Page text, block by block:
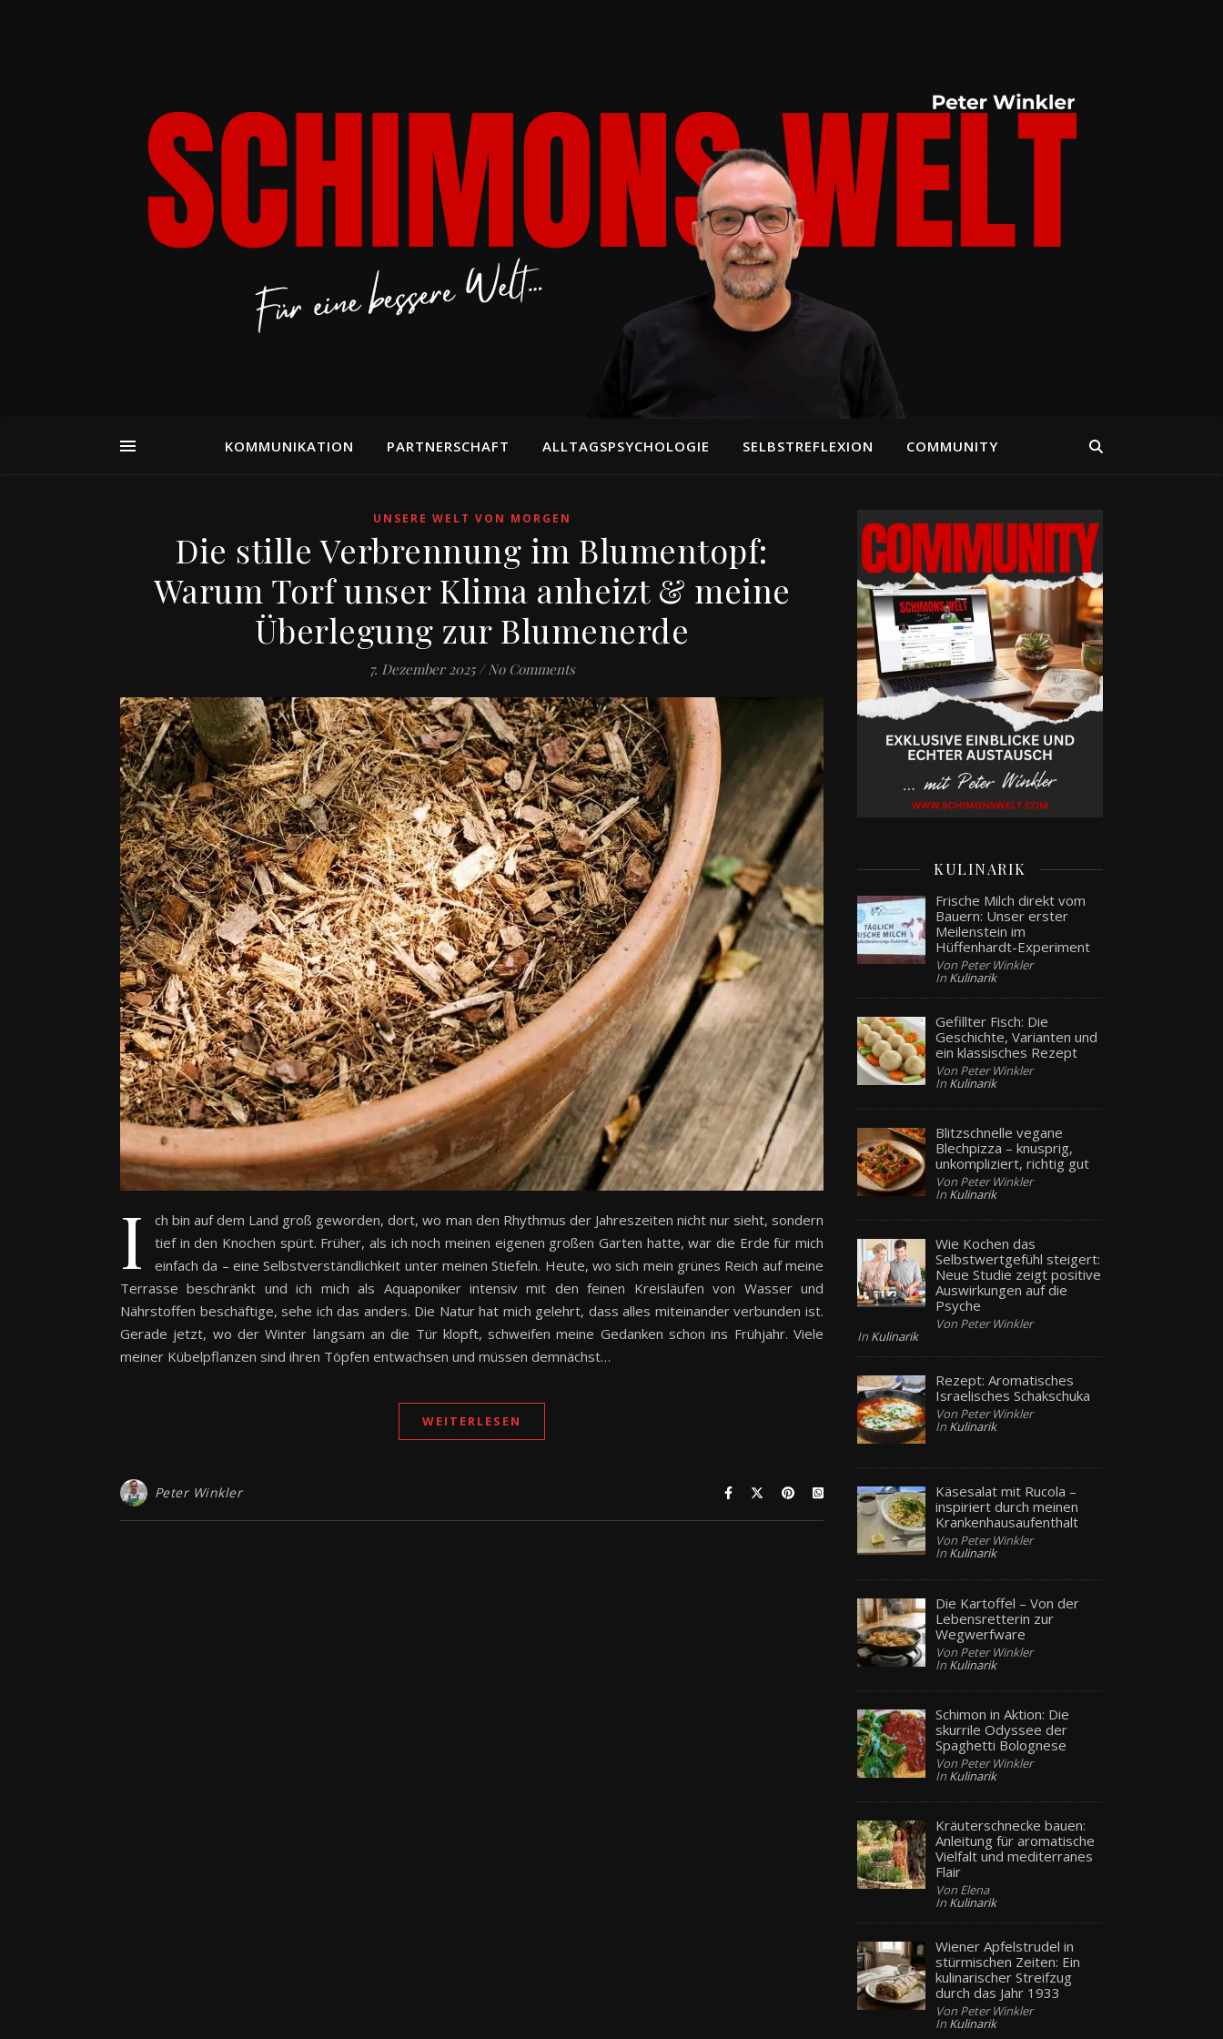
KOMMUNIKATION PARTNERSCHAFT ALLTAGSPSYCHOLOGIE SELBSTREFLEXION COMMUNITY
UNSERE WELT VON MORGEN
Die stille Verbrennung im Blumentopf:
Warum Torf unser Klima anheizt & meine
Überlegung zur Blumenerde
7. Dezember 2025 / No Comments
I
ch bin auf dem Land groß geworden, dort, wo man den Rhythmus der Jahreszeiten nicht nur sieht, sondern
tief in den Knochen spürt. Früher, als ich noch meinen eigenen großen Garten hatte, war die Erde für mich
einfach da – eine Selbstverständlichkeit unter meinen Stiefeln. Heute, wo sich mein grünes Reich auf meine
Terrasse beschränkt und ich mich als Aquaponiker intensiv mit den feinen Kreisläufen von Wasser und
Nährstoffen beschäftige, sehe ich das anders. Die Natur hat mich gelehrt, dass alles miteinander verbunden ist.
Gerade jetzt, wo der Winter langsam an die Tür klopft, schweifen meine Gedanken schon ins Frühjahr. Viele
meiner Kübelpflanzen sind ihren Töpfen entwachsen und müssen demnächst…
WEITERLESEN
Peter Winkler
KULINARIK
Frische Milch direkt vom
Bauern: Unser erster
Meilenstein im
Hüffenhardt-Experiment
Von Peter Winkler
In Kulinarik
Gefillter Fisch: Die
Geschichte, Varianten und
ein klassisches Rezept
Von Peter Winkler
In Kulinarik
Blitzschnelle vegane
Blechpizza – knusprig,
unkompliziert, richtig gut
Von Peter Winkler
In Kulinarik
Wie Kochen das
Selbstwertgefühl steigert:
Neue Studie zeigt positive
Auswirkungen auf die
Psyche
Von Peter Winkler
In Kulinarik
Rezept: Aromatisches
Israelisches Schakschuka
Von Peter Winkler
In Kulinarik
Käsesalat mit Rucola –
inspiriert durch meinen
Krankenhausaufenthalt
Von Peter Winkler
In Kulinarik
Die Kartoffel – Von der
Lebensretterin zur
Wegwerfware
Von Peter Winkler
In Kulinarik
Schimon in Aktion: Die
skurrile Odyssee der
Spaghetti Bolognese
Von Peter Winkler
In Kulinarik
Kräuterschnecke bauen:
Anleitung für aromatische
Vielfalt und mediterranes
Flair
Von Elena
In Kulinarik
Wiener Apfelstrudel in
stürmischen Zeiten: Ein
kulinarischer Streifzug
durch das Jahr 1933
Von Peter Winkler
In Kulinarik